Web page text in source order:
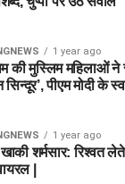
1 year ago
की मुस्लिम महिलाओं ने
पीएम मोदी के
1 year ago
खाकी शर्मसार: रिश्वत
|